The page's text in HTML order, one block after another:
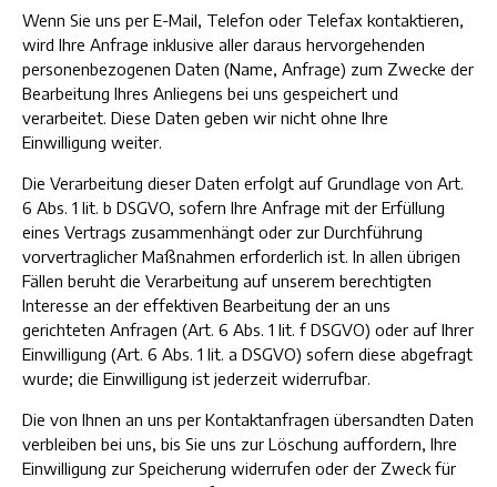
Wenn Sie uns per E-Mail, Telefon oder Telefax kontaktieren,
wird Ihre Anfrage inklusive aller daraus hervorgehenden
personenbezogenen Daten (Name, Anfrage) zum Zwecke der
Bearbeitung Ihres Anliegens bei uns gespeichert und
verarbeitet. Diese Daten geben wir nicht ohne Ihre
Einwilligung weiter.
Die Verarbeitung dieser Daten erfolgt auf Grundlage von Art.
6 Abs. 1 lit. b DSGVO, sofern Ihre Anfrage mit der Erfüllung
eines Vertrags zusammenhängt oder zur Durchführung
vorvertraglicher Maßnahmen erforderlich ist. In allen übrigen
Fällen beruht die Verarbeitung auf unserem berechtigten
Interesse an der effektiven Bearbeitung der an uns
gerichteten Anfragen (Art. 6 Abs. 1 lit. f DSGVO) oder auf Ihrer
Einwilligung (Art. 6 Abs. 1 lit. a DSGVO) sofern diese abgefragt
wurde; die Einwilligung ist jederzeit widerrufbar.
Die von Ihnen an uns per Kontaktanfragen übersandten Daten
verbleiben bei uns, bis Sie uns zur Löschung auffordern, Ihre
Einwilligung zur Speicherung widerrufen oder der Zweck für